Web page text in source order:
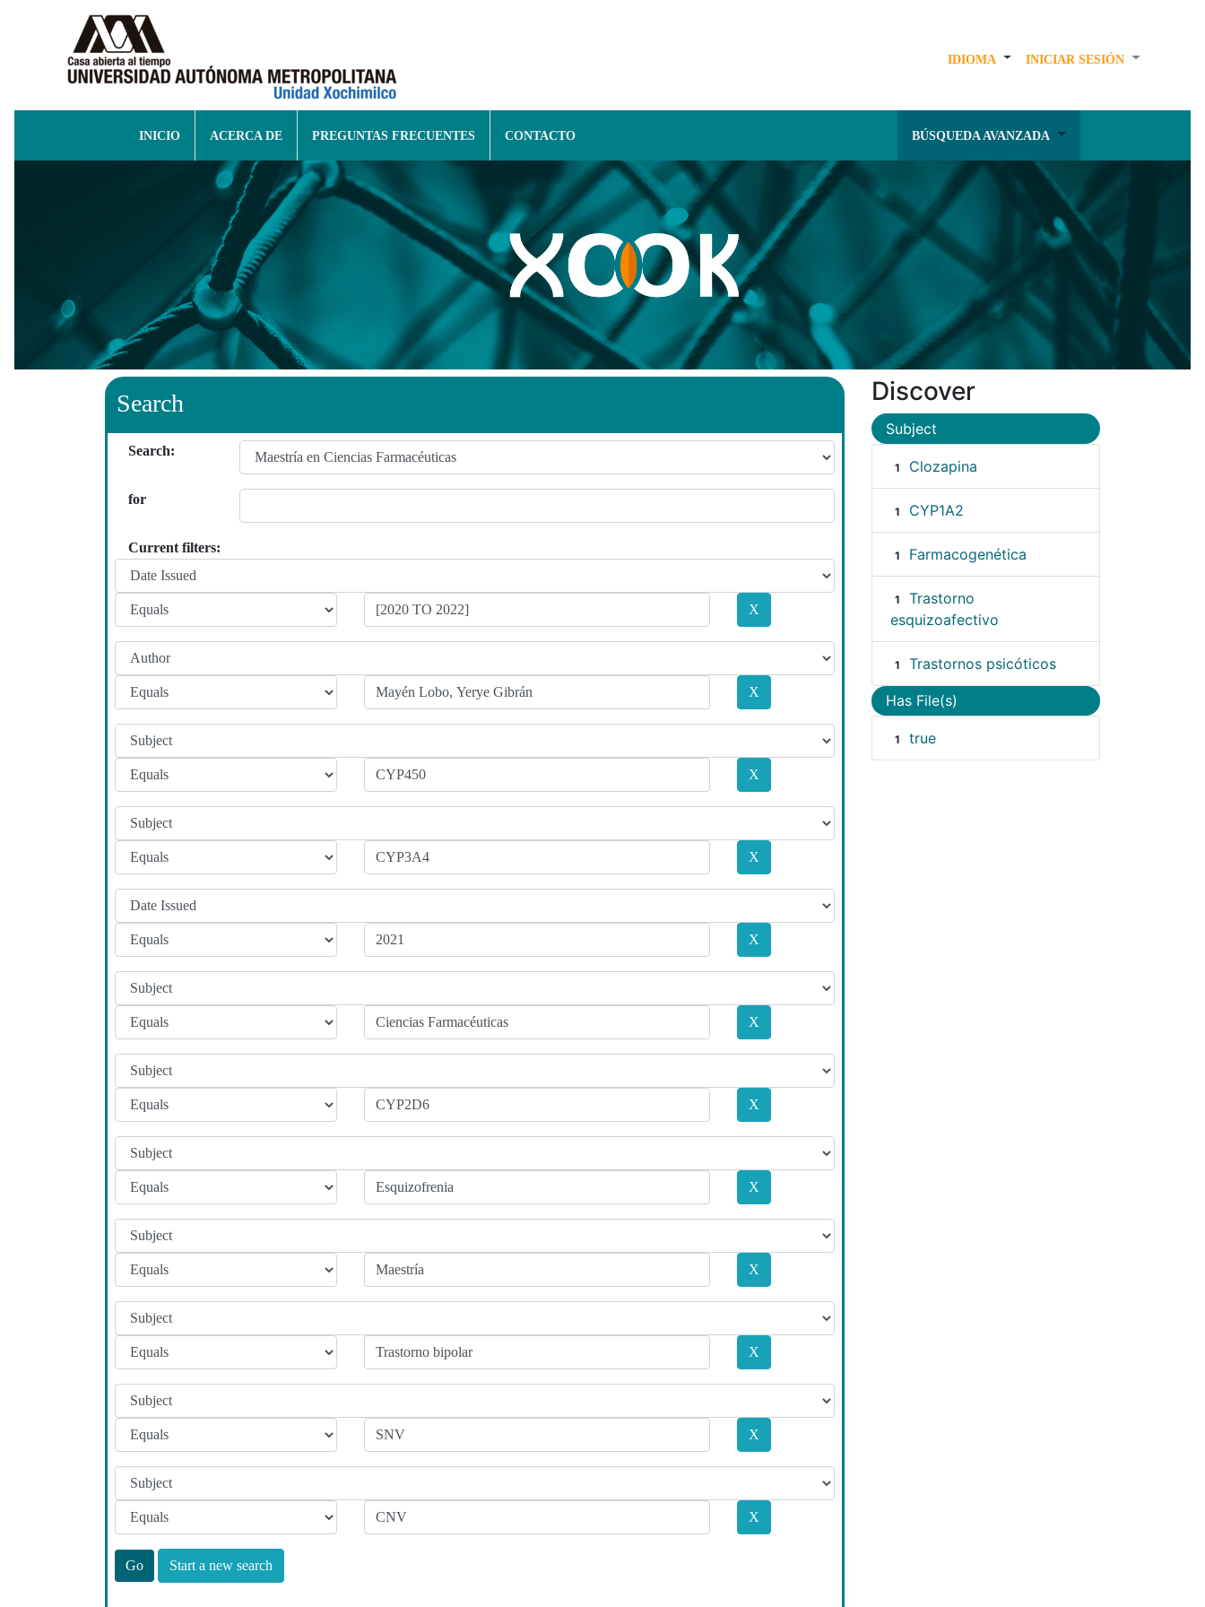
IDIOMA INICIAR SESIÓN
INICIO ACERCA DE PREGUNTAS FRECUENTES CONTACTO BÚSQUEDA AVANZADA
Search
Search:
for
Current filters:
Start a new search
Discover
Subject
1 Clozapina
1 CYP1A2
1 Farmacogenética
1
Trastorno
esquizoafectivo
1 Trastornos psicóticos
Has File(s)
1 true